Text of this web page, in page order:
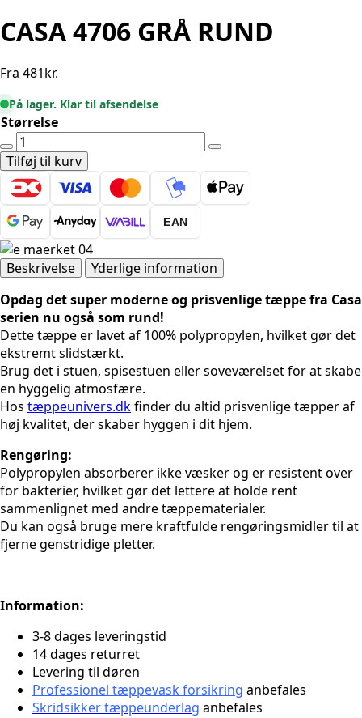
CASA 4706 GRÅ RUND
Fra 481kr.
På lager. Klar til afsendelse
Størrelse
CASA
4706
GRÅ
RUND
antal
Tilføj til kurv
EAN
Beskrivelse
Yderlige information
Opdag det super moderne og prisvenlige tæppe fra Casa
serien nu også som rund!
Dette tæppe er lavet af 100% polypropylen, hvilket gør det
ekstremt slidstærkt.
Brug det i stuen, spisestuen eller soveværelset for at skabe
en hyggelig atmosfære.
Hos tæppeunivers.dkfinder du altid prisvenlige tæpper af
høj kvalitet, der skaber hyggen i dit hjem.
Rengøring:
Polypropylen absorberer ikke væsker og er resistent over
for bakterier, hvilket gør det lettere at holde rent
sammenlignet med andre tæppematerialer.
Du kan også bruge mere kraftfulde rengøringsmidler til at
fjerne genstridige pletter.
Information:
3-8 dages leveringstid
14 dages returret
Levering til døren
Professionel tæppevask forsikring anbefales
Skridsikker tæppeunderlag anbefales